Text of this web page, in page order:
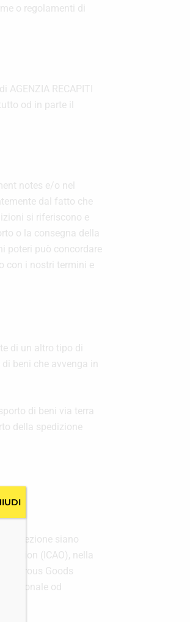
o regolamenti di
AGENZIA RECAPITI
od in parte il
notes e/o nel
dal fatto che
si riferiscono e
o la consegna della
poteri può concordare
con i nostri termini e
di un altro tipo di
beni che avvenga in
di beni via terra
della spedizione
siano
(ICAO), nella
Goods
nazionale od